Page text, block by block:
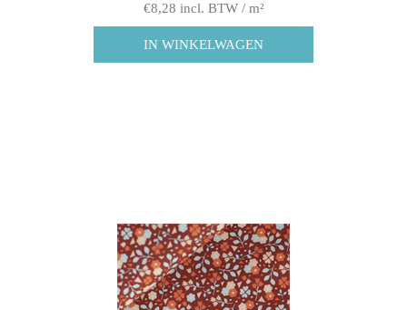
€8,28 incl. BTW / m²